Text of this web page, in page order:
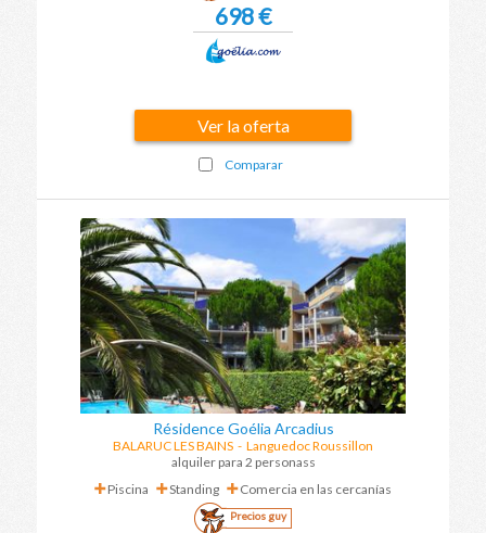
698 €
Ver la oferta
Comparar
Résidence Goélia Arcadius
BALARUC LES BAINS - Languedoc Roussillon
alquiler para 2 personass
Piscina
Standing Comercia en las cercanías
Precios guy